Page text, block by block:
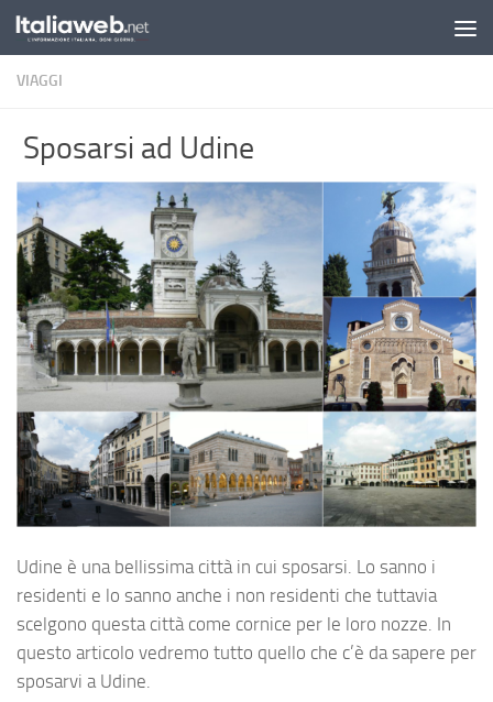
Sotto il contenuto
VIAGGI
Sposarsi ad Udine
Udine è una bellissima città in cui sposarsi. Lo sanno i
residenti e lo sanno anche i non residenti che tuttavia
scelgono questa città come cornice per le loro nozze. In
questo articolo vedremo tutto quello che c’è da sapere per
sposarvi a Udine.